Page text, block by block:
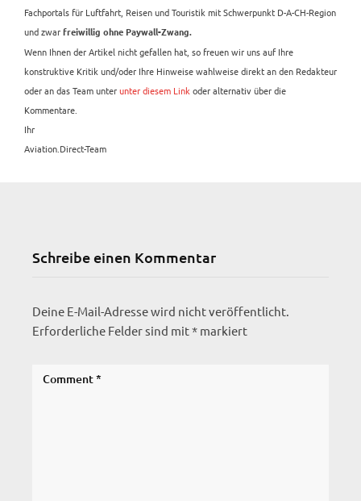
Fachportals für Luftfahrt, Reisen und Touristik mit Schwerpunkt D-A-CH-Region
und zwar freiwillig ohne Paywall-Zwang.
Wenn Ihnen der Artikel nicht gefallen hat, so freuen wir uns auf Ihre
konstruktive Kritik und/oder Ihre Hinweise wahlweise direkt an den Redakteur
oder an das Team unterunter diesem Link oder alternativ über die
Kommentare.
Ihr
Aviation.Direct-Team
Schreibe einen Kommentar
Deine E-Mail-Adresse wird nicht veröffentlicht.
Erforderliche Felder sind mit* markiert